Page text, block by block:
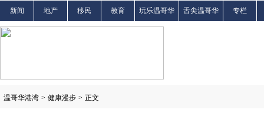
新闻 地产 移民 教育 玩乐温哥华 舌尖温哥华 专栏
温哥华港湾 > 健康漫步 > 正文